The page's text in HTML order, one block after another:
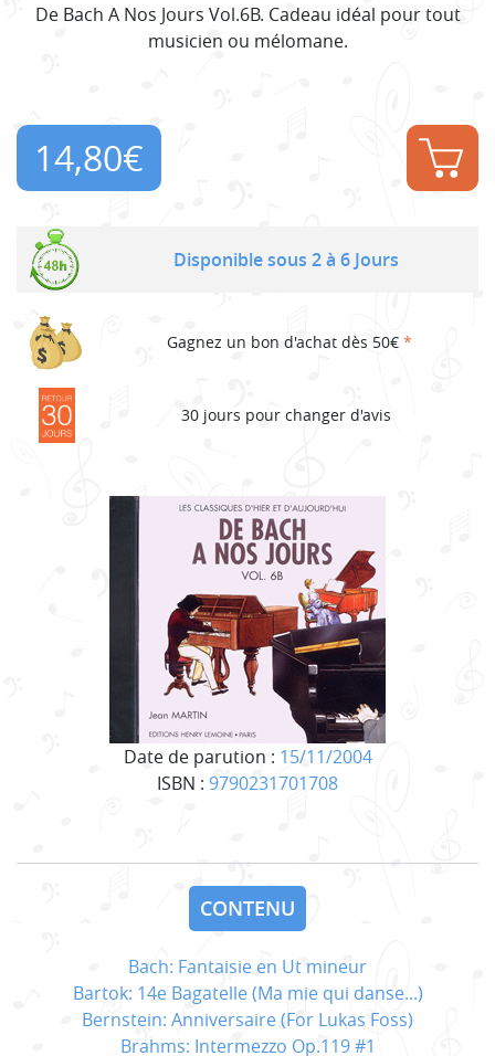
Date de parution : 15/11/2004
ISBN : 9790231701708
De Bach A Nos Jours Vol.6B. Cadeau idéal pour tout
musicien ou mélomane.
14,80€
Disponible sous 2 à 6 Jours
Gagnez un bon d'achat dès 50€ *
30 jours pour changer d'avis
CONTENU
Bach: Fantaisie en Ut mineur
Bartok: 14e Bagatelle (Ma mie qui danse...)
Bernstein: Anniversaire (For Lukas Foss)
Brahms: Intermezzo Op.119 #1